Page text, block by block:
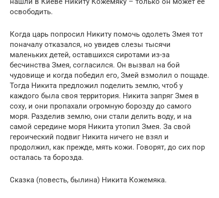
освободить.
Когда царь попросил Никиту помочь одолеть Змея тот
поначалу отказался, но увидев слезы тысячи
маленьких детей, оставшихся сиротами из-за
бесчинства Змея, согласился. Он вызвал на бой
чудовище и когда победил его, Змей взмолил о пощаде.
Тогда Никита предложил поделить землю, чтоб у
каждого была своя территория. Никита запряг Змея в
соху, и они пропахали огромную борозду до самого
моря. Разделив землю, они стали делить воду, и на
самой середине моря Никита утопил Змея. За свой
героический подвиг Никита ничего не взял и
продолжил, как прежде, мять кожи. Говорят, до сих пор
осталась та борозда.
Сказка (повесть, былина) Никита Кожемяка.